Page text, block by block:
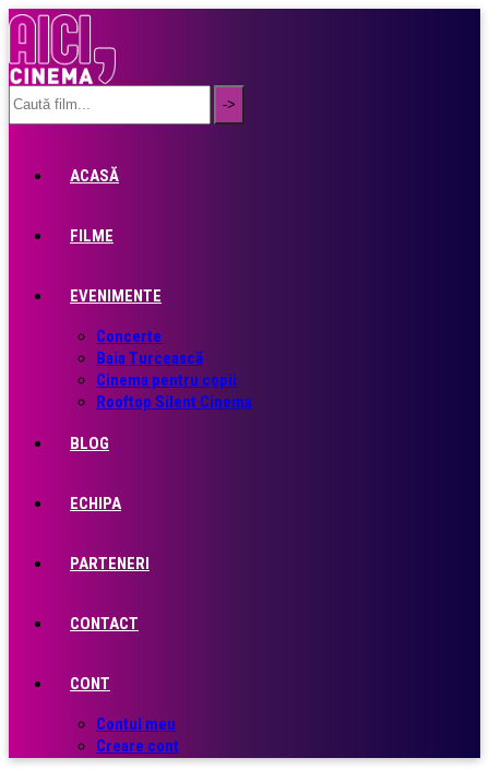
ACASĂ
FILME
EVENIMENTE
Concerte
Baia Turcească
Cinema pentru copii
Rooftop Silent Cinema
BLOG
ECHIPA
PARTENERI
CONTACT
CONT
Contul meu
Creare cont